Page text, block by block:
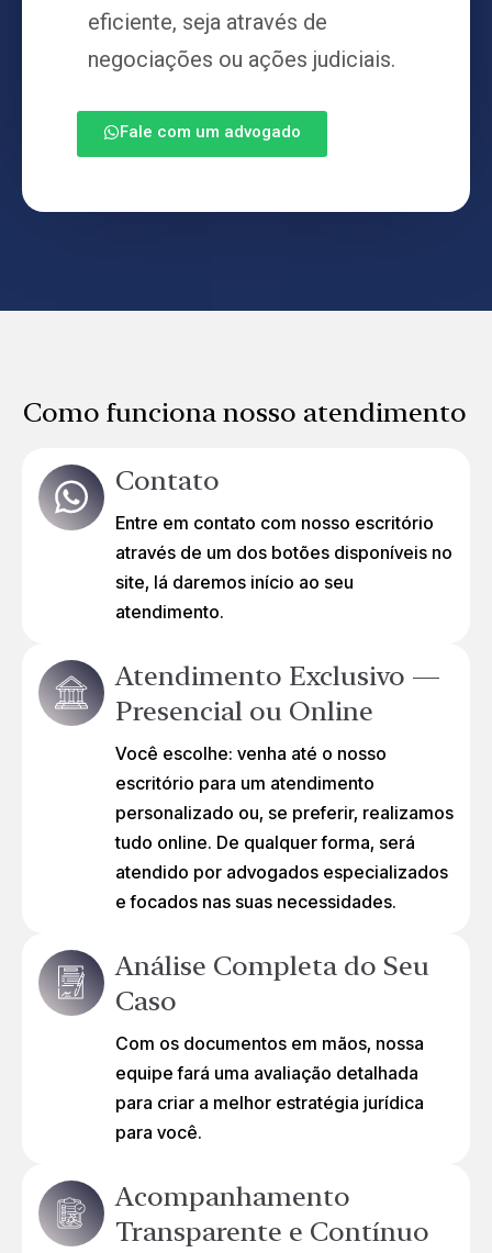
eficiente, seja através de
negociações ou ações judiciais.
Fale com um advogado
Como funciona nosso atendimento
Contato
Entre em contato com nosso escritório
através de um dos botões disponíveis no
site, lá daremos início ao seu
atendimento.
Atendimento Exclusivo —
Presencial ou Online
Você escolhe: venha até o nosso
escritório para um atendimento
personalizado ou, se preferir, realizamos
tudo online. De qualquer forma, será
atendido por advogados especializados
e focados nas suas necessidades.
Análise Completa do Seu
Caso
Com os documentos em mãos, nossa
equipe fará uma avaliação detalhada
para criar a melhor estratégia jurídica
para você.
Acompanhamento
Transparente e Contínuo